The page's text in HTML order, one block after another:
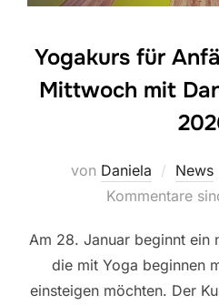
Yogakurs für
Mittwoch mit
von Daniela News
Kommentare
Am 28. Januar beginnt ein
die mit Yoga beginnen
einsteigen möchten. Der